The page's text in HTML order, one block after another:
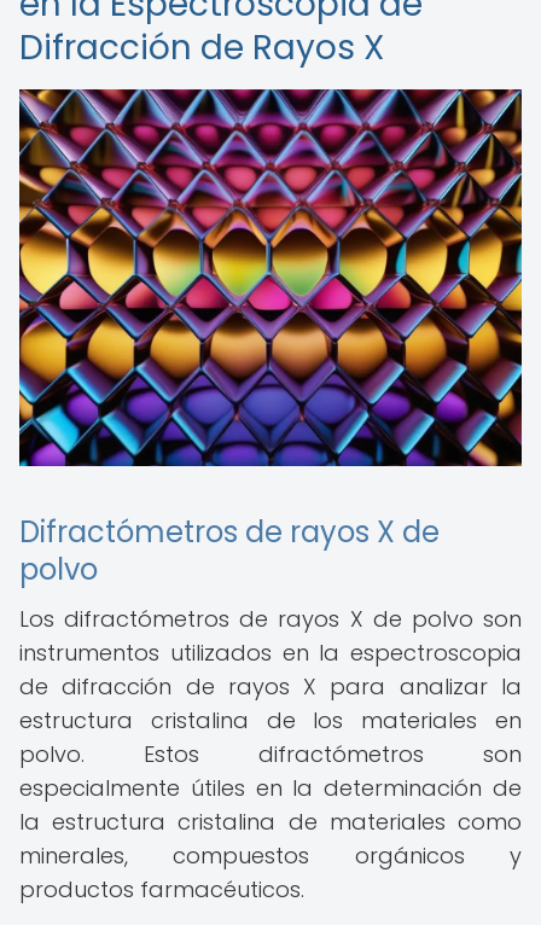
Difracción de Rayos X
Difractómetros de rayos X de
polvo
Los difractómetros de rayos X de polvo son
instrumentos utilizados en la espectroscopia
de difracción de rayos X para analizar la
estructura cristalina de los materiales en
polvo. Estos difractómetros son
especialmente útiles en la determinación de
la estructura cristalina de materiales como
minerales, compuestos orgánicos y
productos farmacéuticos.